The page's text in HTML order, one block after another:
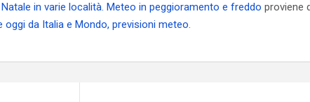
in varie località. Meteo in peggioramento e freddo proviene
oggi da Italia e Mondo, previsioni meteo.